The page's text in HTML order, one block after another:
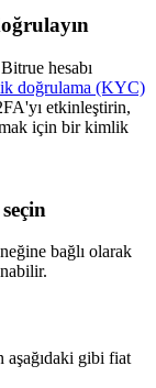
hesabı
doğrulama (KYC)
etkinleştirin,
için bir kimlik
bağlı olarak
gibi fiat